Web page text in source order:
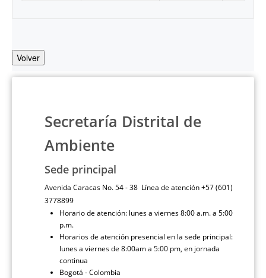
Volver
Secretaría Distrital de
Ambiente
Sede principal
Avenida Caracas No. 54 - 38 Línea de atención +57 (601)
3778899
Horario de atención: lunes a viernes 8:00 a.m. a 5:00
p.m.
Horarios de atención presencial en la sede principal:
lunes a viernes de 8:00am a 5:00 pm, en jornada
continua
Bogotá - Colombia